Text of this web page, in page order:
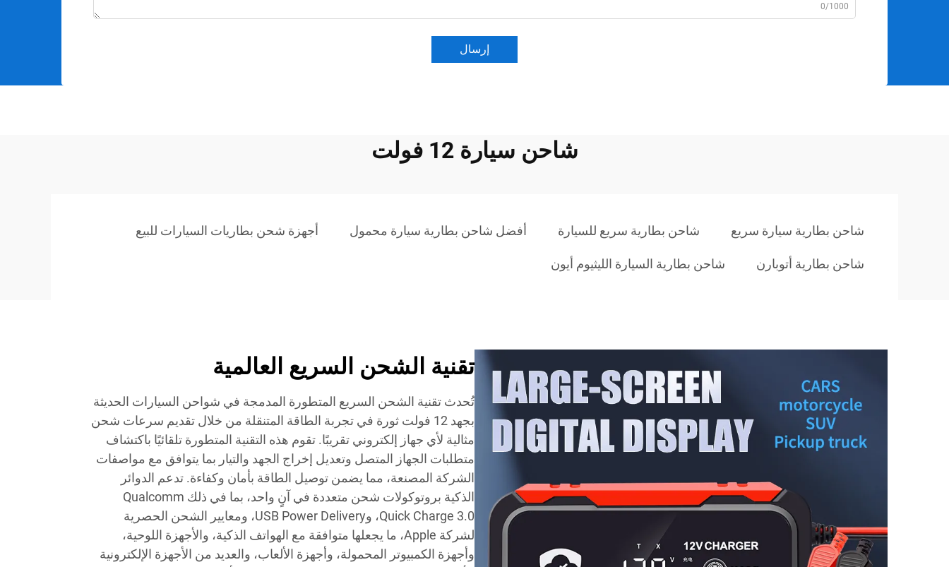
0/1000
إرسال
شاحن سيارة 12 فولت
شاحن بطارية سيارة سريع شاحن بطارية سريع للسيارة أفضل شاحن بطارية سيارة محمول أجهزة شحن بطاريات السيارات للبيع
شاحن بطارية أتوبارن شاحن بطارية السيارة الليثيوم أيون
تقنية الشحن السريع العالمية
تُحدث تقنية الشحن السريع المتطورة المدمجة في شواحن السيارات الحديثة
بجهد 12 فولت ثورة في تجربة الطاقة المتنقلة من خلال تقديم سرعات شحن
مثالية لأي جهاز إلكتروني تقريبًا. تقوم هذه التقنية المتطورة تلقائيًا باكتشاف
متطلبات الجهاز المتصل وتعديل إخراج الجهد والتيار بما يتوافق مع مواصفات
الشركة المصنعة، مما يضمن توصيل الطاقة بأمان وكفاءة. تدعم الدوائر
الذكية بروتوكولات شحن متعددة في آنٍ واحد، بما في ذلك Qualcomm
Quick Charge 3.0، وUSB Power Delivery، ومعايير الشحن الحصرية
لشركة Apple، ما يجعلها متوافقة مع الهواتف الذكية، والأجهزة اللوحية،
وأجهزة الكمبيوتر المحمولة، وأجهزة الألعاب، والعديد من الأجهزة الإلكترونية